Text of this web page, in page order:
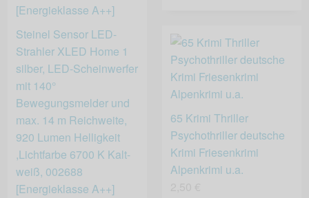
Steinel Sensor LED-
Strahler XLED Home 1
silber, LED-Scheinwerfer
mit 140°
Bewegungsmelder und
max. 14 m Reichweite,
920 Lumen Helligkeit
,Lichtfarbe 6700 K Kalt-
weiß, 002688
[Energieklasse A++]
65 Krimi Thriller
Psychothriller deutsche
Krimi Friesenkrimi
Alpenkrimi u.a.